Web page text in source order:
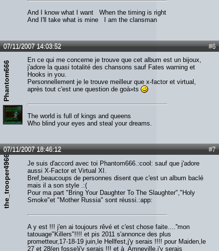
And I know what I want When the timing is right
And I'll take what is mine I am the clansman
#6
07/11/2007 14:03:52
Phantom666
En ce qui me concerne je trouve que cet album est un bijoux,
j'adore la quasi totalité des chansons sauf Fates warning et
Hooks in you.
Personnellement je le trouve meilleur que x-factor et virtual,
après tout c'est une question de goà»ts
The world is full of kings and queens
Who blind your eyes and steal your dreams.
#7
07/11/2007 18:46:12
the_trooper49666
Je suis d'accord avec toi Phantom666.:cool: sauf que j'adore
aussi X-Factor et Virtual XI.
Bref,beaucoups de personnes disent que c'est un album baclé
mais il a son style .:(
Pour ma part "Bring Your Daughter To The Slaughter","Holy
Smoke"et "Mother Russia" sont réussi.:app:
A y est !!! j'en ai toujours rêvé et c'est chose faite....''mon
tatouage"Killers"!!!! et pis 2011 s'annonce des plus
prometteur,17-18-19 juin,le Hellfest,j'y serais !!!! pour Maiden,le
27 et 28(en fosse)j'y serais !!! et à Amneville,j'y serais